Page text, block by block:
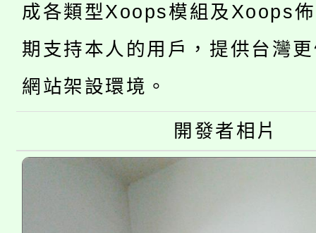
代理(課)教師甄選結果(
轉知中國文化大學推廣
《TA101》溝通分析基
程，歡迎學生輔導中心
心理、諮商輔導、社會
系所師生報名參加。
轉知苗栗縣政府辦理
縣市「校園短影音徵選
門員」簡章及活動海報
踴躍報名參加。
桃園市115學年度學生
「桃園市補助參觀特色
展演活動實施計畫」
115年度「教育部表揚
義教育推展貢獻獎」
成各類型Xoops模組及Xoops
期支持本人的用戶，提供台灣
網站架設環境。
開發者相片